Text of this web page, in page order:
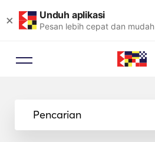
× Unduh aplikasi
Pesan lebih cepat dan mudah
Pencarian